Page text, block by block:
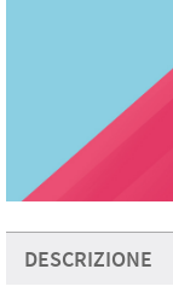
DESCRIZIONE